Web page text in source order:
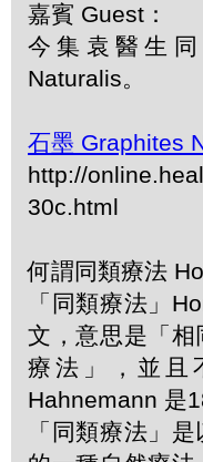
嘉賓 Guest：
今集袁醫生
Naturalis。
石墨 Graphites
http://
30c.html
何謂同類療法
「同類療法」
文，意思是「
療法」，並且
Hahnemann 是
「同類療法」